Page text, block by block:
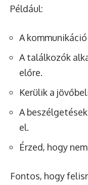
Például:
A
A találkozók
előre.
Kerülik a
A
el.
Érzed, hogy
Fontos, hogy